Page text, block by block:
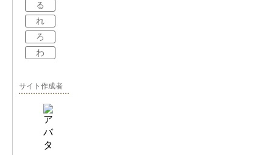
る
れ
ろ
わ
サイト作成者